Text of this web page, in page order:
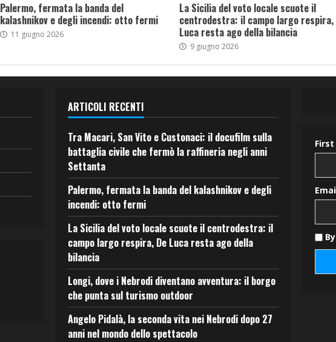
Palermo, fermata la banda del
kalashnikov e degli incendi: otto fermi
11 giugno 2026
La Sicilia del voto locale scuote il
centrodestra: il campo largo respira,
Luca resta ago della bilancia
9 giugno 2026
ARTICOLI RECENTI
Tra Macari, San Vito e Custonaci: il docufilm sulla
battaglia civile che fermò la raffineria negli anni
Settanta
Palermo, fermata la banda del kalashnikov e degli
incendi: otto fermi
La Sicilia del voto locale scuote il centrodestra: il
campo largo respira, De Luca resta ago della
bilancia
Longi, dove i Nebrodi diventano avventura: il borgo
che punta sul turismo outdoor
Angelo Pidalà, la seconda vita nei Nebrodi dopo 27
anni nel mondo dello spettacolo